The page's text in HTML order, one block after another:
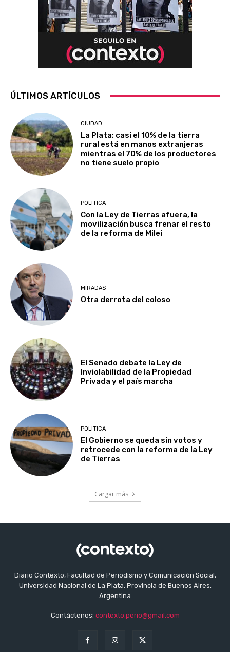
ÚLTIMOS ARTÍCULOS
CIUDAD
La Plata: casi el 10% de la tierra
rural está en manos extranjeras
mientras el 70% de los productores
no tiene suelo propio
POLITICA
Con la Ley de Tierras afuera, la
movilización busca frenar el resto
de la reforma de Milei
MIRADAS
Otra derrota del coloso
El Senado debate la Ley de
Inviolabilidad de la Propiedad
Privada y el país marcha
POLITICA
El Gobierno se queda sin votos y
retrocede con la reforma de la Ley
de Tierras
Cargar más
Diario Contexto, Facultad de Periodismo y Comunicación Social,
Universidad Nacional de La Plata, Provincia de Buenos Aires,
Argentina
Contáctenos: contexto.perio@gmail.com